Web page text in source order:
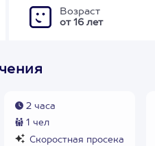
Возраст
от 16 лет
2 часа
1 чел
Скоростная просека